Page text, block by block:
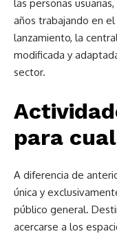
las personas
años trabajando en el
lanzamiento, la
modificada y
sector.
para
A diferencia de
única y
público general.
acercarse a los